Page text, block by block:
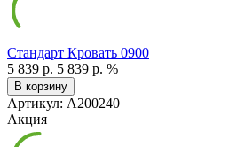
Стандарт Кровать 0900
5 839 р. 5 839 р. %
В корзину
Артикул: А200240
Акция